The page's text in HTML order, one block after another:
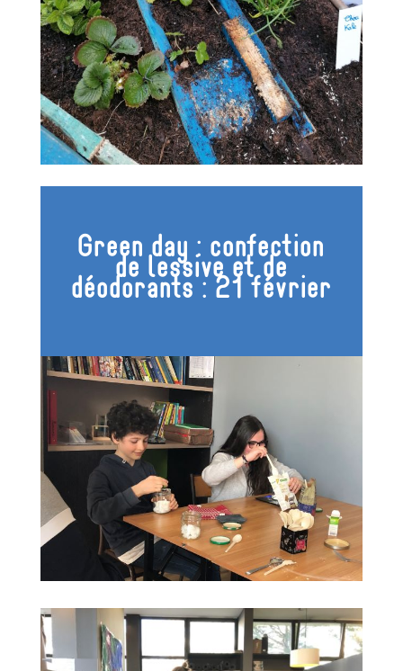
Green day : confection
de lessive et de
déodorants : 21 février